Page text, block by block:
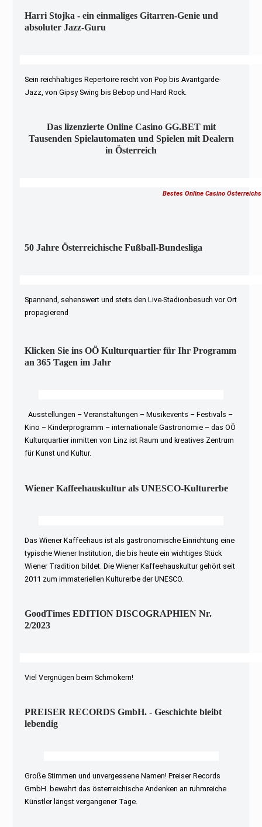
Harri Stojka - ein einmaliges Gitarren-Genie und
absoluter Jazz-Guru
Sein reichhaltiges Repertoire reicht von Pop bis Avantgarde-
Jazz, von Gipsy Swing bis Bebop und Hard Rock.
Das lizenzierte Online Casino GG.BET mit
Tausenden Spielautomaten und Spielen mit Dealern
in Österreich
Bestes Online Casino Österreichs
50 Jahre Österreichische Fußball-Bundesliga
Spannend, sehenswert und stets den Live-Stadionbesuch vor Ort
propagierend
Klicken Sie ins OÖ Kulturquartier für Ihr Programm
an 365 Tagen im Jahr
Ausstellungen – Veranstaltungen – Musikevents – Festivals –
Kino – Kinderprogramm – internationale Gastronomie – das OÖ
Kulturquartier inmitten von Linz ist Raum und kreatives Zentrum
für Kunst und Kultur.
Wiener Kaffeehauskultur als UNESCO-Kulturerbe
Das Wiener Kaffeehaus ist als gastronomische Einrichtung eine
typische Wiener Institution, die bis heute ein wichtiges Stück
Wiener Tradition bildet. Die Wiener Kaffeehauskultur gehört seit
2011 zum immateriellen Kulturerbe der UNESCO.
GoodTimes EDITION DISCOGRAPHIEN Nr.
2/2023
Viel Vergnügen beim Schmökern!
PREISER RECORDS GmbH. - Geschichte bleibt
lebendig
Große Stimmen und unvergessene Namen! Preiser Records
GmbH. bewahrt das österreichische Andenken an ruhmreiche
Künstler längst vergangener Tage.